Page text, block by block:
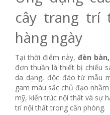
cây trang trí
hàng ngày
Tại thời điểm này,đèn
đơn thuần là thiết bị chiếu
da dạng, độc đáo từ mẫu
gam màu sắc chủ đạo
mỹ, kiến trúc nội thất và sự
trí nội thất trong căn phòng.